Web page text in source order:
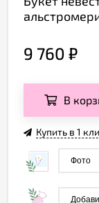
9 760 ₽
В
Купить в 1